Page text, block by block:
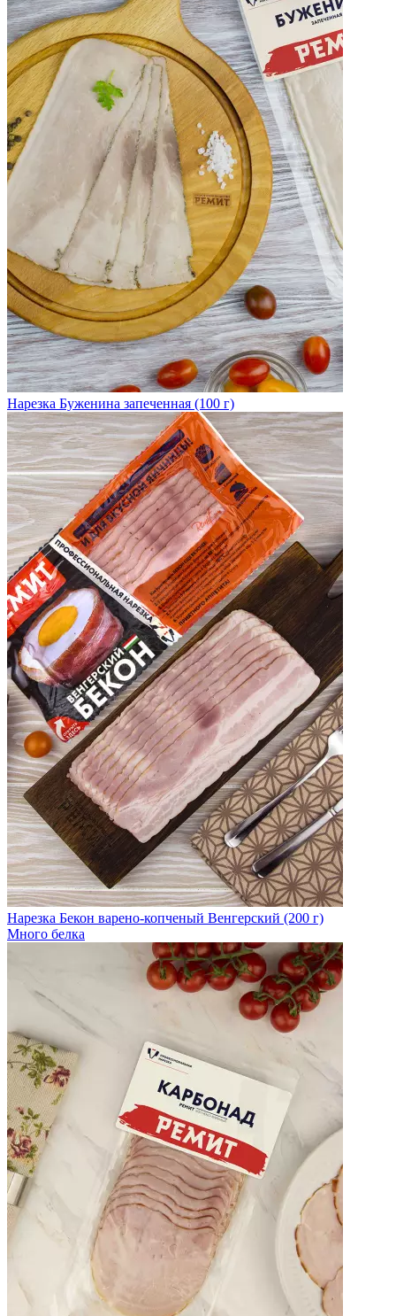
Нарезка Буженина запеченная (100 г)
Нарезка Бекон варено-копченый Венгерский (200 г)
Много белка